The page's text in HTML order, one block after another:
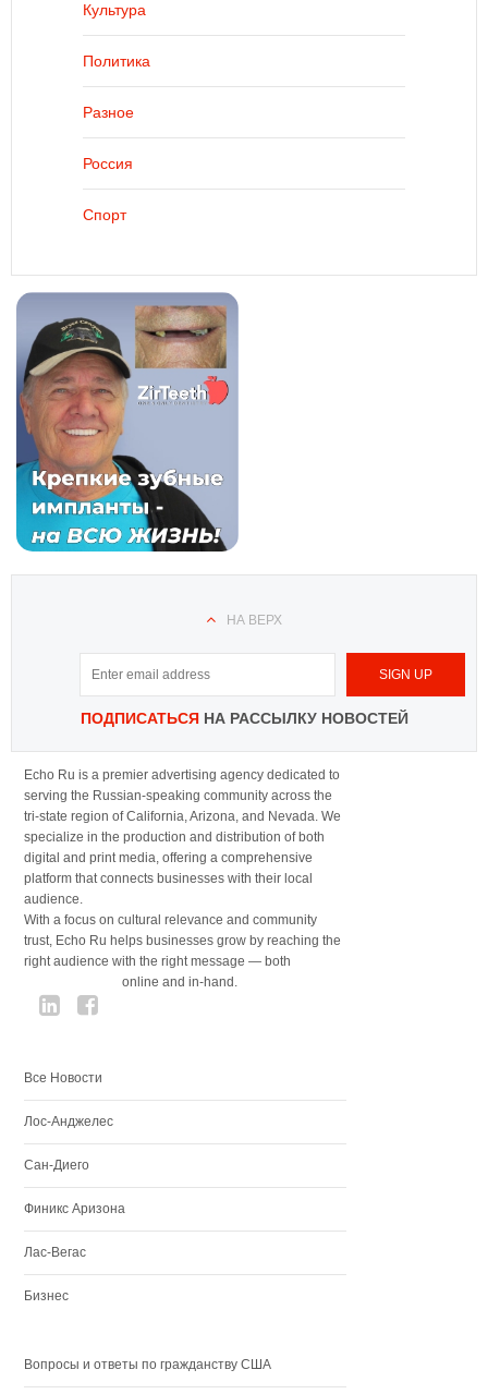
Культура
Политика
Разное
Россия
Спорт
НА ВЕРХ
ПОДПИСАТЬСЯНА РАССЫЛКУ НОВОСТЕЙ
Echo Ru is a premier advertising agency dedicated to
serving the Russian-speaking community across the
tri-state region of California, Arizona, and Nevada. We
specialize in the production and distribution of both
digital and print media, offering a comprehensive
platform that connects businesses with their local
audience.
With a focus on cultural relevance and community
trust, Echo Ru helps businesses grow by reaching the
right audience with the right message — both
online and in-hand.
Все Новости
Лос-Анджелес
Сан-Диего
Финикс Аризона
Лас-Вегас
Бизнес
Вопросы и ответы по гражданству США